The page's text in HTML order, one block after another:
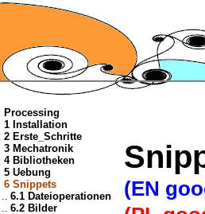
Processing
1 Installation
2 Erste_Schritte
3 Mechatronik
4 Bibliotheken
5 Uebung
6 Snippets
.. 6.1 Dateioperationen
.. 6.2 Bilder
(EN